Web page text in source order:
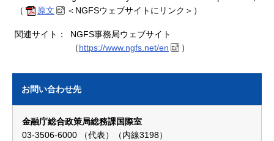
（
原文 ＜NGFSウェブサイトにリンク＞）
関連サイト：
NGFS事務局ウェブサイト
（https://www.ngfs.net/en ）
お問い合わせ先
金融庁総合政策局総務課国際室
03-3506-6000 （代表）（内線3198）